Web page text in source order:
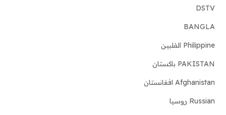
DSTV
BANGLA
Philippine الفلبين
PAKISTAN باكستان
Afghanistan افغانستان
Russian روسيا